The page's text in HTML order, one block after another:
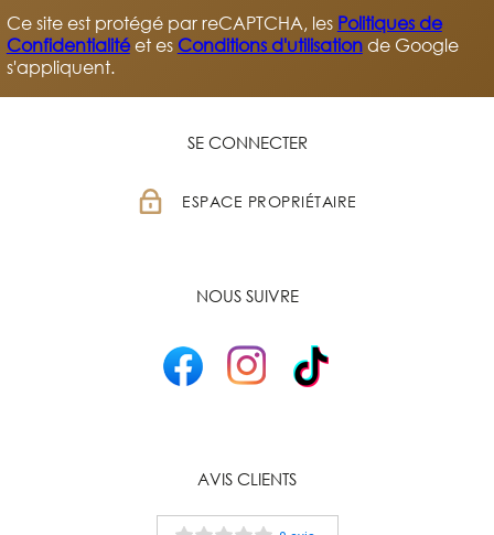
Ce site est protégé par reCAPTCHA, les Politiques de
Confidentialitéet es Conditions d'utilisationde Google
s'appliquent.
SE CONNECTER
ESPACE PROPRIÉTAIRE
NOUS SUIVRE
AVIS CLIENTS